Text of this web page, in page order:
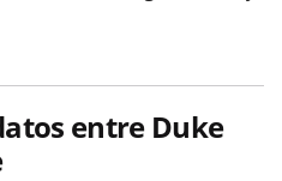
entre Duke